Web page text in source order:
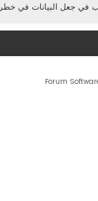
في جعل البيانات في خطر